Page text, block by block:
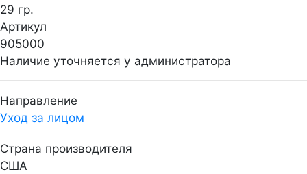
29 гр.
Артикул
905000
Наличие уточняется у администратора
Направление
Уход за лицом
Страна производителя
США